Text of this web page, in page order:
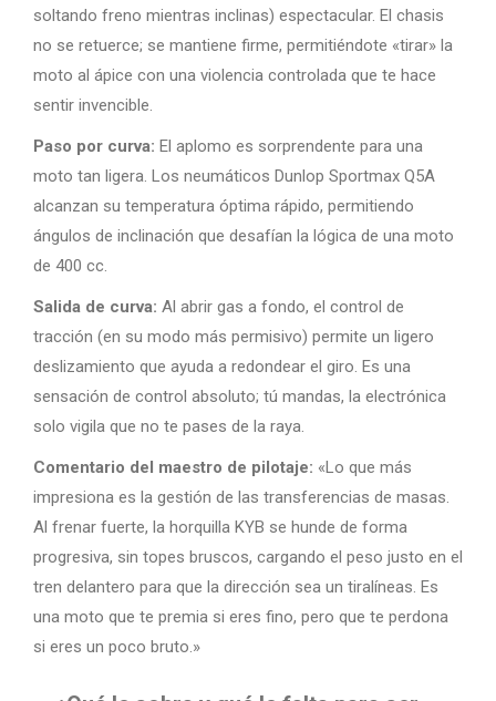
soltando freno mientras inclinas) espectacular. El chasis
no se retuerce; se mantiene firme, permitiéndote «tirar» la
moto al ápice con una violencia controlada que te hace
sentir invencible.
Paso por curva: El aplomo es sorprendente para una
moto tan ligera. Los neumáticos Dunlop Sportmax Q5A
alcanzan su temperatura óptima rápido, permitiendo
ángulos de inclinación que desafían la lógica de una moto
de 400 cc.
Salida de curva: Al abrir gas a fondo, el control de
tracción (en su modo más permisivo) permite un ligero
deslizamiento que ayuda a redondear el giro. Es una
sensación de control absoluto; tú mandas, la electrónica
solo vigila que no te pases de la raya.
Comentario del maestro de pilotaje: «Lo que más
impresiona es la gestión de las transferencias de masas.
Al frenar fuerte, la horquilla KYB se hunde de forma
progresiva, sin topes bruscos, cargando el peso justo en el
tren delantero para que la dirección sea un tiralíneas. Es
una moto que te premia si eres fino, pero que te perdona
si eres un poco bruto.»